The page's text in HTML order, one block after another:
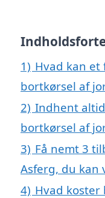
1) Hvad kan et
bortkørsel af
2) Indhent
bortkørsel af
3) Få nemt 3
Asferg, du
4) Hvad koster